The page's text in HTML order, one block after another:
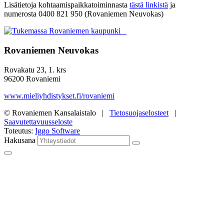
Lisätietoja kohtaamispaikkatoiminnasta tästä linkistä ja
numerosta 0400 821 950 (Rovaniemen Neuvokas)
Rovaniemen Neuvokas
Rovakatu 23, 1. krs
96200 Rovaniemi
www.mieliyhdistykset.fi/rovaniemi
© Rovaniemen Kansalaistalo | Tietosuojaselosteet |
Saavutettavuusseloste
Toteutus: Iggo Software
Hakusana